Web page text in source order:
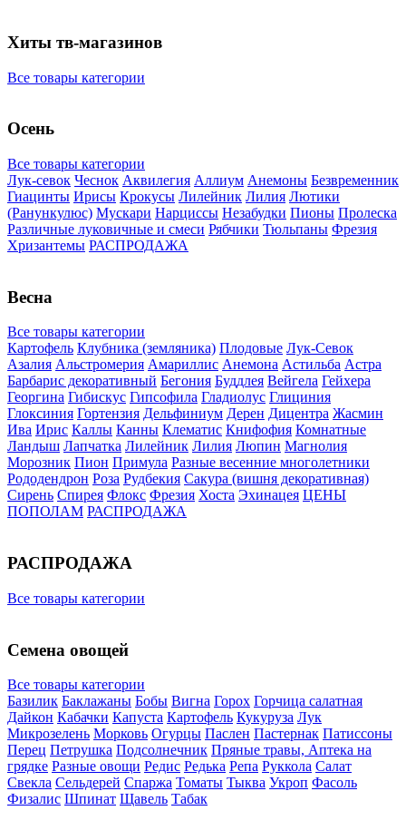
Хиты тв-магазинов
Все товары категории
Осень
Все товары категории
Лук-севок Чеснок Аквилегия Аллиум Анемоны Безвременник
Гиацинты Ирисы Крокусы Лилейник Лилия Лютики
(Ранункулюс) Мускари Нарцисcы Незабудки Пионы Пролеска
Различные луковичные и смеси Рябчики Тюльпаны Фрезия
Хризантемы РАСПРОДАЖА
Весна
Все товары категории
Картофель Клубника (земляника) Плодовые Лук-Севок
Азалия Альстромерия Амариллис Анемона Астильба Астра
Барбарис декоративный Бегония Буддлея Вейгела Гейхера
Георгина Гибискус Гипсофила Гладиолус Глициния
Глоксиния Гортензия Дельфиниум Дерен Дицентра Жасмин
Ива Ирис Каллы Канны Клематис Книфофия Комнатные
Ландыш Лапчатка Лилейник Лилия Люпин Магнолия
Морозник Пион Примула Разные весенние многолетники
Рододендрон Роза Рудбекия Сакура (вишня декоративная)
Сирень Спирея Флокс Фрезия Хоста Эхинацея ЦЕНЫ
ПОПОЛАМ РАСПРОДАЖА
РАСПРОДАЖА
Все товары категории
Семена овощей
Все товары категории
Базилик Баклажаны Бобы Вигна Горох Горчица салатная
Дайкон Кабачки Капуста Картофель Кукуруза Лук
Микрозелень Морковь Огурцы Паслен Пастернак Патиссоны
Перец Петрушка Подсолнечник Пряные травы, Аптека на
грядке Разные овощи Редис Редька Репа Руккола Салат
Свекла Сельдерей Спаржа Томаты Тыква Укроп Фасоль
Физалис Шпинат Щавель Табак